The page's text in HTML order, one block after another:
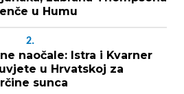
u Humu
2.
naočale: Istra i Kvarner
u Hrvatskoj za
sunca